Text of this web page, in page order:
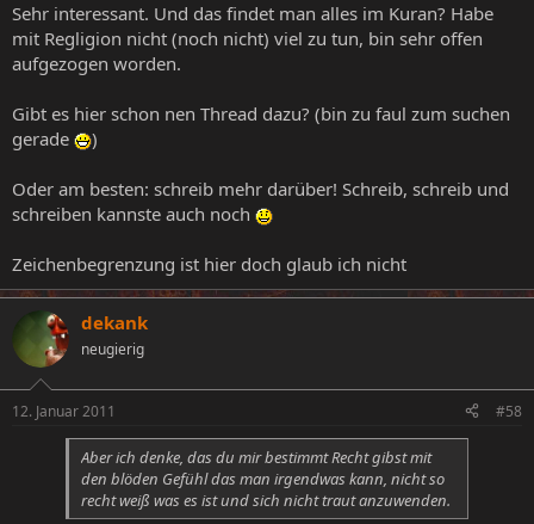
Sehr interessant. Und das findet man alles im Kuran? Habe
mit Regligion nicht (noch nicht) viel zu tun, bin sehr offen
aufgezogen worden.
Gibt es hier schon nen Thread dazu? (bin zu faul zum suchen
gerade
)
Oder am besten: schreib mehr darüber! Schreib, schreib und
schreiben kannste auch noch
Zeichenbegrenzung ist hier doch glaub ich nicht
dekank
neugierig
12. Januar 2011 #58
Aber ich denke, das du mir bestimmt Recht gibst mit
den blöden Gefühl das man irgendwas kann, nicht so
recht weiß was es ist und sich nicht traut anzuwenden.